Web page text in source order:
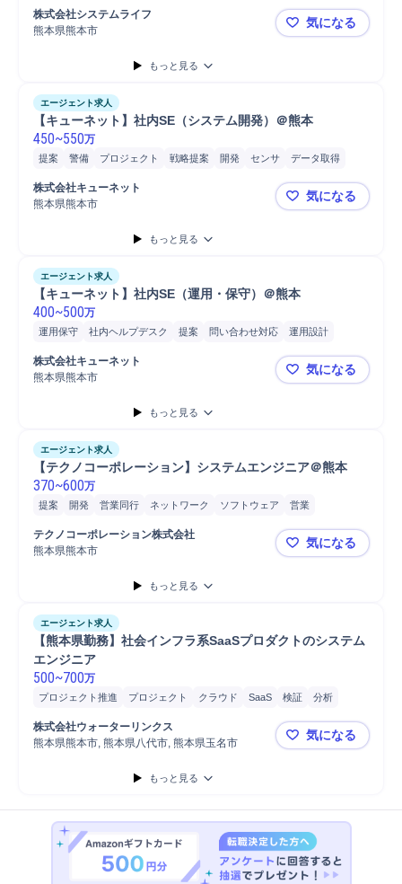
リーダー
プロジェクトリーダー
プロジェクト
幹部
Java 販売 詳細設計
株式会社システムライフ
熊本県熊本市
【システム
気になる
もっと見る
エージェント求人
【キューネット】社内SE（システム開発）＠熊本
450~550万
提案 警備 プロジェクト 戦略提案 開発 センサ
データ取得
IoT
課題設定
システム開発
株式会社キューネット
熊本県熊本市
【キューネ
気になる
もっと見る
エージェント求人
【キューネット】社内SE（運用・保守）＠熊本
400~500万
運用保守 社内ヘルプデスク 提案 問い合わせ対応
運用設計
マネジメント
株式会社キューネット
熊本県熊本市
【キューネ
気になる
もっと見る
エージェント求人
【テクノコーポレーション】システムエンジニア＠熊本
370~600万
提案 開発 営業同行 ネットワーク ソフトウェア
営業
ヒアリング プロジェクト
学校管理
マネジメント パッケージソフト
C#
テクノコーポレーション株式会社
熊本県熊本市
【テクノコ
気になる
もっと見る
エージェント求人
【熊本県勤務】社会インフラ系SaaSプロダクトのシステム
500~700万
プロジェクト推進 プロジェクト クラウド SaaS 検証
分析
導入支援
AWS
開発 React HTML JavaScript Next.js 要件定義
株式会社ウォーターリンクス
熊本県熊本市, 熊本県八代市, 熊本県玉名市
【熊本県勤
気になる
もっと見る